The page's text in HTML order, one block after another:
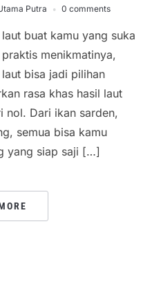
Putra 0 comments
buat kamu yang suka
menikmatinya,
bisa jadi pilihan
rasa khas hasil laut
nol. Dari ikan sarden,
semua bisa kamu
yang siap saji […]